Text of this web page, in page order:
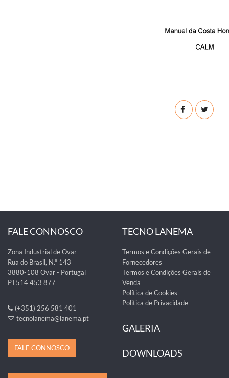
FALE CONNOSCO
Zona Industrial de Ovar
Rua do Brasil, N.º 143
3880-108 Ovar - Portugal
PT514 453 877
(+351) 256 581 401
tecnolanema@lanema.pt
FALE CONNOSCO
TECNO LANEMA
Termos e Condições Gerais de
Fornecedores
Termos e Condições Gerais de
Venda
Política de Cookies
Politica de Privacidade
GALERIA
DOWNLOADS